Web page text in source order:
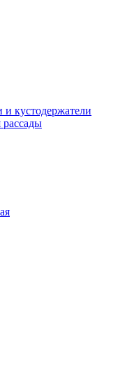
кустодержатели